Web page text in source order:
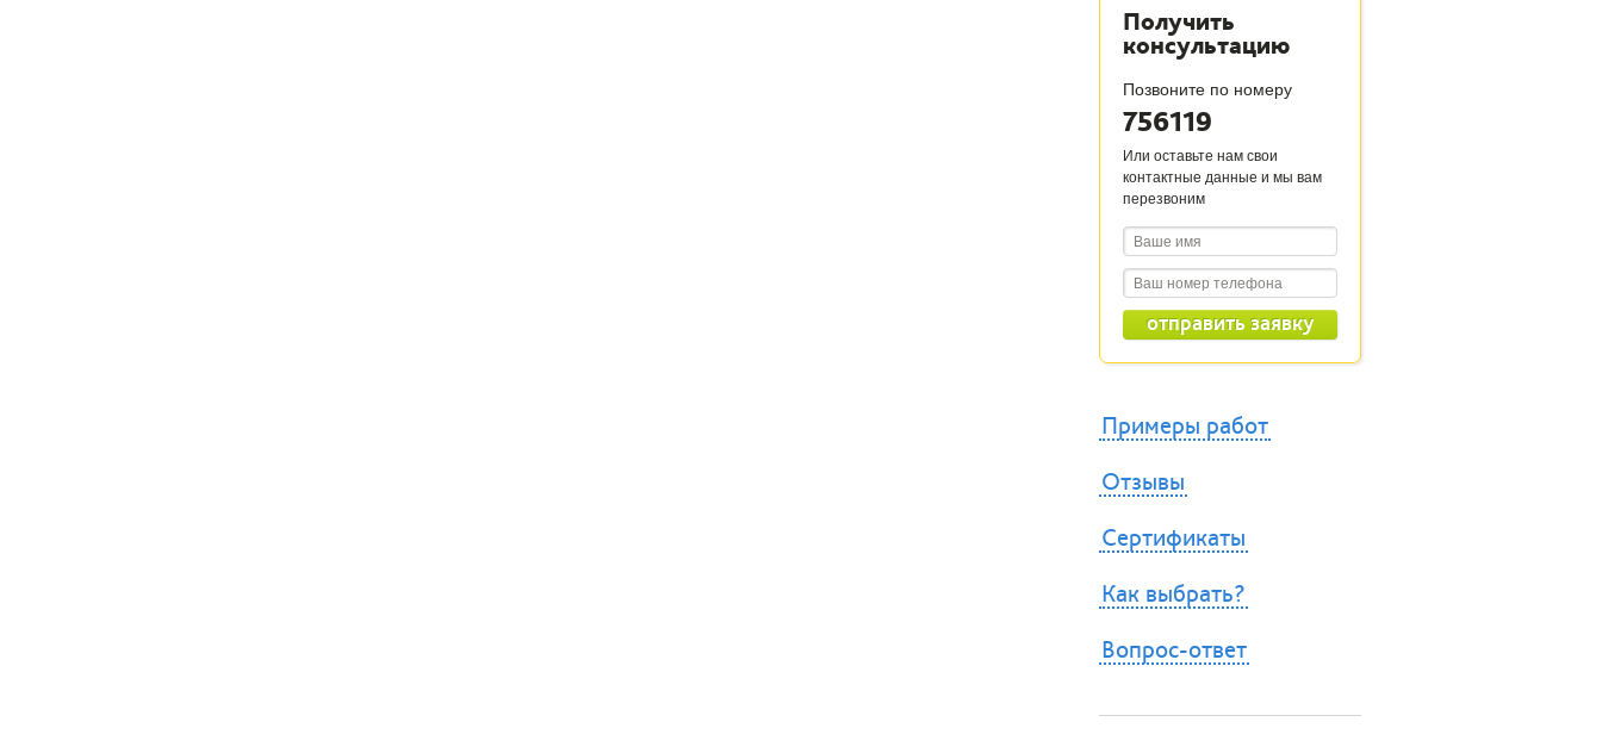
Получить
консультацию
Позвоните по номеру
756119
Или оставьте нам свои
контактные данные и мы вам
перезвоним
Примеры работ
Отзывы
Сертификаты
Как выбрать?
Вопрос-ответ